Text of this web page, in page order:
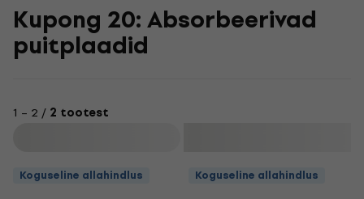
Kupong 20: Absorbeerivad
puitplaadid
1 – 2 / 2 tootest
Koguseline allahindlus Koguseline allahindlus